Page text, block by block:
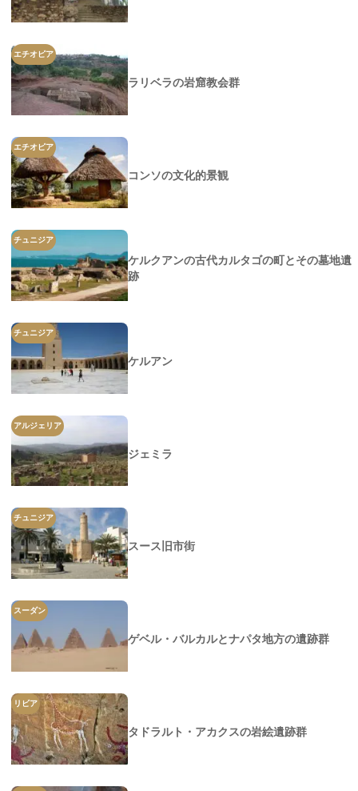
エチオピア
ラリベラの岩窟教会群
エチオピア
コンソの文化的景観
チュニジア
ケルクアンの古代カルタゴの町とその墓地遺
跡
チュニジア
ケルアン
アルジェリア
ジェミラ
チュニジア
スース旧市街
スーダン
ゲベル・バルカルとナパタ地方の遺跡群
リビア
タドラルト・アカクスの岩絵遺跡群